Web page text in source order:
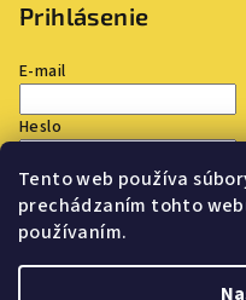
Tento web používa
prechádzaním tohto
používaním.
Prihlásenie
E-mail
Heslo
Prihlásiť sa
Nová registrácia